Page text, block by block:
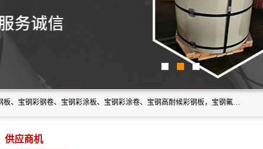
上海轩本实业有限公司主营产品：宝钢彩钢板、宝钢彩钢卷、宝钢彩涂板、宝钢彩涂卷、宝钢高耐候彩钢板，宝钢氟碳彩钢板。是一家集钢铁贸易，物流、加工为一体的产业全配套公司。
供应商机